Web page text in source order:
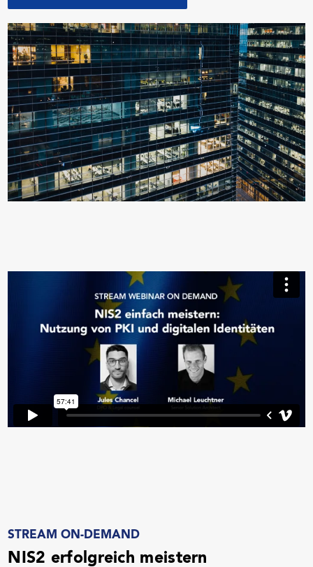
STREAM ON-DEMAND
NIS2 erfolgreich meistern